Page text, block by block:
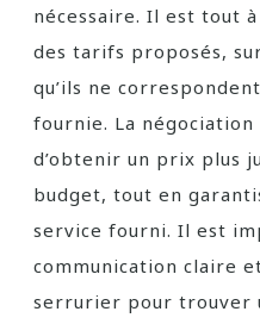
nécessaire. Il est tout
des tarifs proposés,
qu’ils ne
fournie. La
d’obtenir un prix plus
budget, tout en
service fourni. Il est
communication claire
serrurier pour trouver